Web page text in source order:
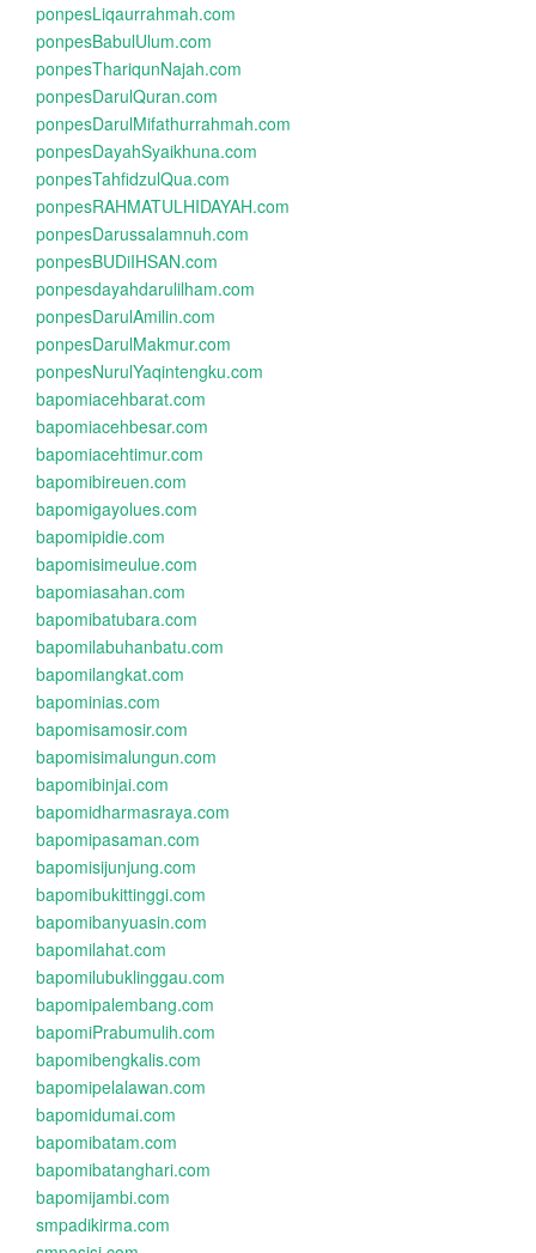
ponpesLiqaurrahmah.com
ponpesBabulUlum.com
ponpesThariqunNajah.com
ponpesDarulQuran.com
ponpesDarulMifathurrahmah.com
ponpesDayahSyaikhuna.com
ponpesTahfidzulQua.com
ponpesRAHMATULHIDAYAH.com
ponpesDarussalamnuh.com
ponpesBUDiIHSAN.com
ponpesdayahdarulilham.com
ponpesDarulAmilin.com
ponpesDarulMakmur.com
ponpesNurulYaqintengku.com
bapomiacehbarat.com
bapomiacehbesar.com
bapomiacehtimur.com
bapomibireuen.com
bapomigayolues.com
bapomipidie.com
bapomisimeulue.com
bapomiasahan.com
bapomibatubara.com
bapomilabuhanbatu.com
bapomilangkat.com
bapominias.com
bapomisamosir.com
bapomisimalungun.com
bapomibinjai.com
bapomidharmasraya.com
bapomipasaman.com
bapomisijunjung.com
bapomibukittinggi.com
bapomibanyuasin.com
bapomilahat.com
bapomilubuklinggau.com
bapomipalembang.com
bapomiPrabumulih.com
bapomibengkalis.com
bapomipelalawan.com
bapomidumai.com
bapomibatam.com
bapomibatanghari.com
bapomijambi.com
smpadikirma.com